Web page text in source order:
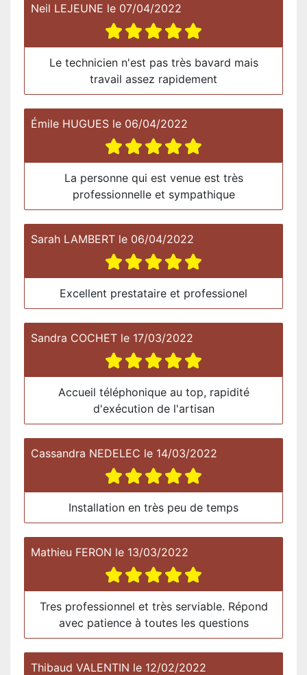
Neil LEJEUNE le 07/04/2022
Le technicien n'est pas très bavard mais
travail assez rapidement
Émile HUGUES le 06/04/2022
La personne qui est venue est très
professionnelle et sympathique
Sarah LAMBERT le 06/04/2022
Excellent prestataire et professionel
Sandra COCHET le 17/03/2022
Accueil téléphonique au top, rapidité
d'exécution de l'artisan
Cassandra NEDELEC le 14/03/2022
Installation en très peu de temps
Mathieu FERON le 13/03/2022
Tres professionnel et très serviable. Répond
avec patience à toutes les questions
Thibaud VALENTIN le 12/02/2022